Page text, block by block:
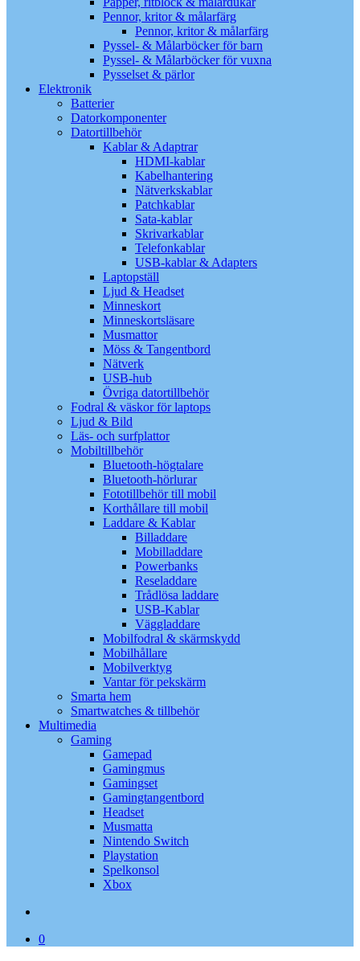
Pennor, kritor & målarfärg
Pennor, kritor & målarfärg
Pyssel- & Målarböcker för barn
Pyssel- & Målarböcker för vuxna
Pysselset & pärlor
Elektronik
Batterier
Datorkomponenter
Datortillbehör
Kablar & Adaptrar
HDMI-kablar
Kabelhantering
Nätverkskablar
Patchkablar
Sata-kablar
Skrivarkablar
Telefonkablar
USB-kablar & Adapters
Laptopställ
Ljud & Headset
Minneskort
Minneskortsläsare
Musmattor
Möss & Tangentbord
Nätverk
USB-hub
Övriga datortillbehör
Fodral & väskor för laptops
Ljud & Bild
Läs- och surfplattor
Mobiltillbehör
Bluetooth-högtalare
Bluetooth-hörlurar
Fototillbehör till mobil
Korthållare till mobil
Laddare & Kablar
Billaddare
Mobilladdare
Powerbanks
Reseladdare
Trådlösa laddare
USB-Kablar
Väggladdare
Mobilfodral & skärmskydd
Mobilhållare
Mobilverktyg
Vantar för pekskärm
Smarta hem
Smartwatches & tillbehör
Multimedia
Gaming
Gamepad
Gamingmus
Gamingset
Gamingtangentbord
Headset
Musmatta
Nintendo Switch
Playstation
Spelkonsol
Xbox
0